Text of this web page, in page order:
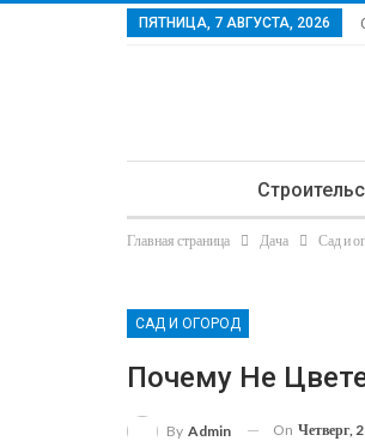
ПЯТНИЦА, 7 АВГУСТА, 2026
Главная страница Дача Сад и
САД И ОГОРОД
Почему Не
By Admin On Четверг,